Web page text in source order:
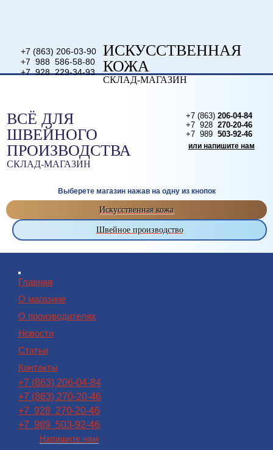
+7 (863) 206-03-90
+7 988 586-58-80
+7 928 229-34-93
ИСКУССТВЕННАЯ
КОЖА
СКЛАД-МАГАЗИН
ВСЁ ДЛЯ
ШВЕЙНОГО
ПРОИЗВОДСТВА
СКЛАД-МАГАЗИН
+7 (863) 206-04-84
+7 928 270-20-46
+7 989 503-92-46
или напишите нам
Выберете магазин нажав на одну из кнопок
Искусственная кожа
Швейное производство
Главная
О магазине
О производителях
Новости
Статьи
Контакты
+7 (863) 206-04-84
+7 (863) 270-20-46
+7 928 270-20-46
+7 989 503-92-46
Напишите нам